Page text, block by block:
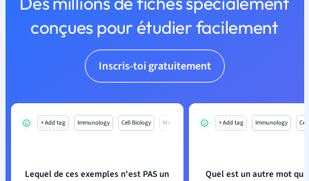
conçues pour étudier facilement
Inscris-toi gratuitement
+ Add tag Immunology Cell Biology Mo
Lequel de ces exemples n'est PAS un
+ Add tag Immunology
Quel est un autre mot